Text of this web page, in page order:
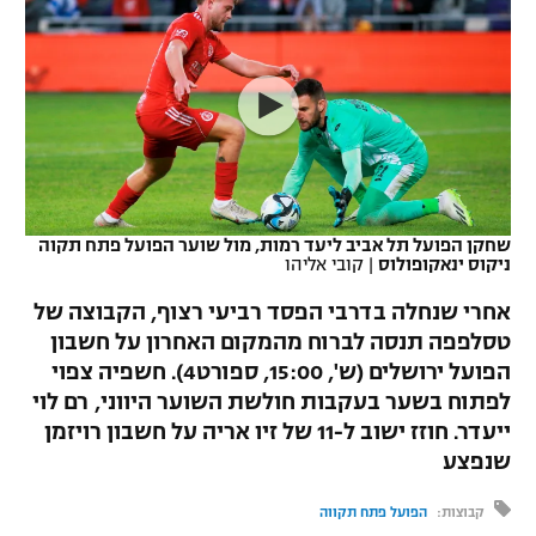
רץ ברשת
תוצאות
לוח שידורים
ברחבה
נבחרת ישראל
מכבי חיפה
בית"ר ירושלים
מכבי תל אביב
הפועל תל אביב
הפועל חיפה
הפועל באר שבע
מכבי נתניה
ליגה איטלקית
ליגה צרפתית
ליגה הולנדית
ליגה סינית
ליגה ברזילאית
ליגות נוספות
כדורסל נשים
הפועל חולון
הפועל ירושלים
דני אבדיה
יורוקאפ
כדוריד
כדורעף
שחייה
אגרוף
ספורט אולימפי
UFC
שחקן הפועל תל אביב ליעד רמות, מול שוער הפועל פתח תקוה
ניקוס ינאקופולוס | קובי אליהו
אחרי שנחלה בדרבי הפסד רביעי רצוף, הקבוצה של
טסלפפה תנסה לברוח מהמקום האחרון על חשבון
הפועל ירושלים (ש', 15:00, ספורט4). חשפיה צפוי
לפתוח בשער בעקבות חולשת השוער היווני, רם לוי
ייעדר. חוזז ישוב ל-11 של זיו אריה על חשבון רויזמן
שנפצע
קבוצות: הפועל פתח תקווה